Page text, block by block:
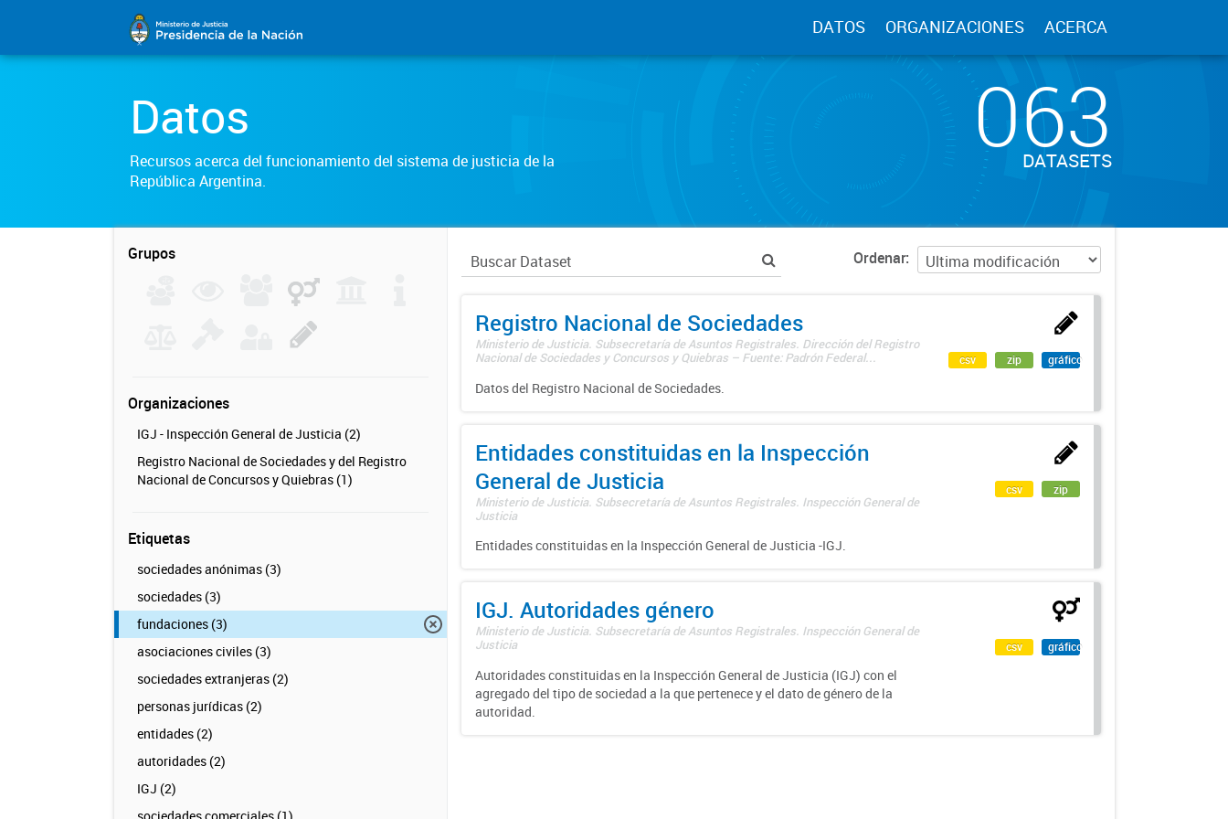
DATOS ORGANIZACIONES ACERCA
Datos
Recursos acerca del funcionamiento del sistema de justicia de la
República Argentina.
063
DATASETS
Grupos
Organizaciones
IGJ - Inspección General de Justicia (2)
Registro Nacional de Sociedades y del Registro
Nacional de Concursos y Quiebras (1)
Etiquetas
sociedades anónimas (3)
sociedades (3)
fundaciones (3)
asociaciones civiles (3)
sociedades extranjeras (2)
personas jurídicas (2)
entidades (2)
autoridades (2)
IGJ (2)
Ordenar
Registro Nacional de Sociedades
Ministerio de Justicia. Subsecretaría de Asuntos Registrales. Dirección del Registro
Nacional de Sociedades y Concursos y Quiebras – Fuente: Padrón Federal...
Datos del Registro Nacional de Sociedades.
csv zip gráfico
Entidades constituidas en la Inspección
General de Justicia
Ministerio de Justicia. Subsecretaría de Asuntos Registrales. Inspección General de
Justicia
Entidades constituidas en la Inspección General de Justicia -IGJ.
csv zip
IGJ. Autoridades género
Ministerio de Justicia. Subsecretaría de Asuntos Registrales. Inspección General de
Justicia
Autoridades constituidas en la Inspección General de Justicia (IGJ) con el
agregado del tipo de sociedad a la que pertenece y el dato de género de la
autoridad.
csv gráfico